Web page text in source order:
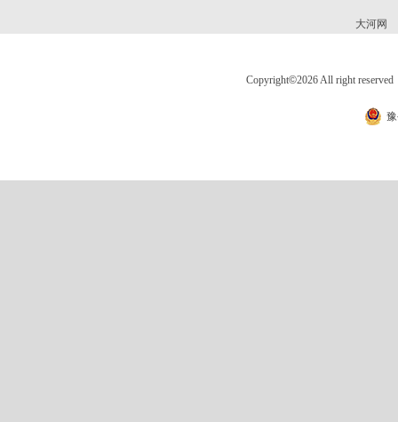
大河网
Copyright©2026 All right